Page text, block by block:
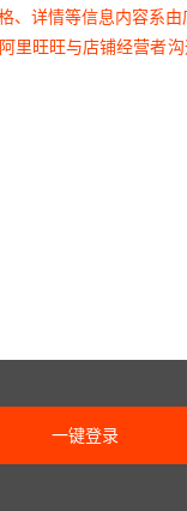
详情等信息内容系
旺旺与店铺经营者
一键登录